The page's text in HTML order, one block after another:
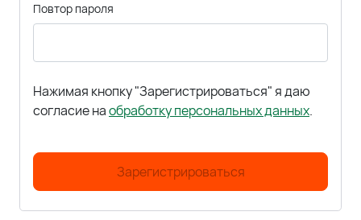
Повтор пароля
Нажимая кнопку "Зарегистрироваться" я даю
согласие наобработку персональных данных.
Зарегистрироваться